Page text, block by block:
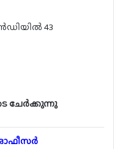
43
ചേർക്കുന്നു